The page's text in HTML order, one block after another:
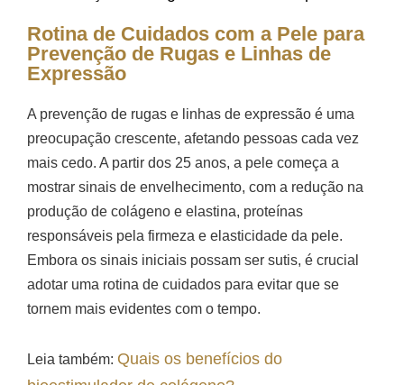
Rotina de Cuidados com a Pele para
Prevenção de Rugas e Linhas de
Expressão
A prevenção de rugas e linhas de expressão é uma
preocupação crescente, afetando pessoas cada vez
mais cedo. A partir dos 25 anos, a pele começa a
mostrar sinais de envelhecimento, com a redução na
produção de colágeno e elastina, proteínas
responsáveis pela firmeza e elasticidade da pele.
Embora os sinais iniciais possam ser sutis, é crucial
adotar uma rotina de cuidados para evitar que se
tornem mais evidentes com o tempo.
Leia também: Quais os benefícios do